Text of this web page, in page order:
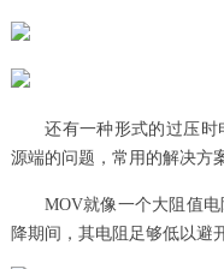
还有一种形式的过压时
源端的问题，常用的解决方
MOV就像一个大阻值电
降期间，其电阻足够低以避